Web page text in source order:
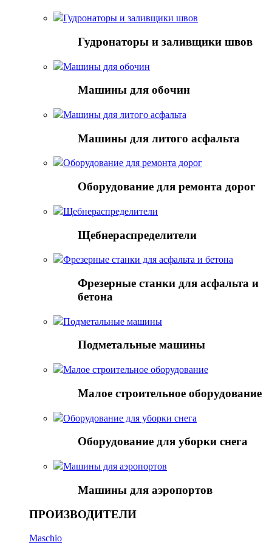
Гудронаторы и заливщики швов
Гудронаторы и заливщики швов
Машины для обочин
Машины для обочин
Машины для литого асфальта
Машины для литого асфальта
Оборудование для ремонта дорог
Оборудование для ремонта дорог
Щебнераспределители
Щебнераспределители
Фрезерные станки для асфальта и бетона
Фрезерные станки для асфальта и
бетона
Подметальные машины
Подметальные машины
Малое строительное оборудование
Малое строительное оборудование
Оборудование для уборки снега
Оборудование для уборки снега
Mашины для аэропортов
Mашины для аэропортов
ПРОИЗВОДИТЕЛИ
Maschio